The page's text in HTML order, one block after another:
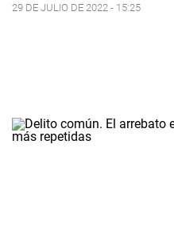
29 DE JULIO DE 2022 - 15:25